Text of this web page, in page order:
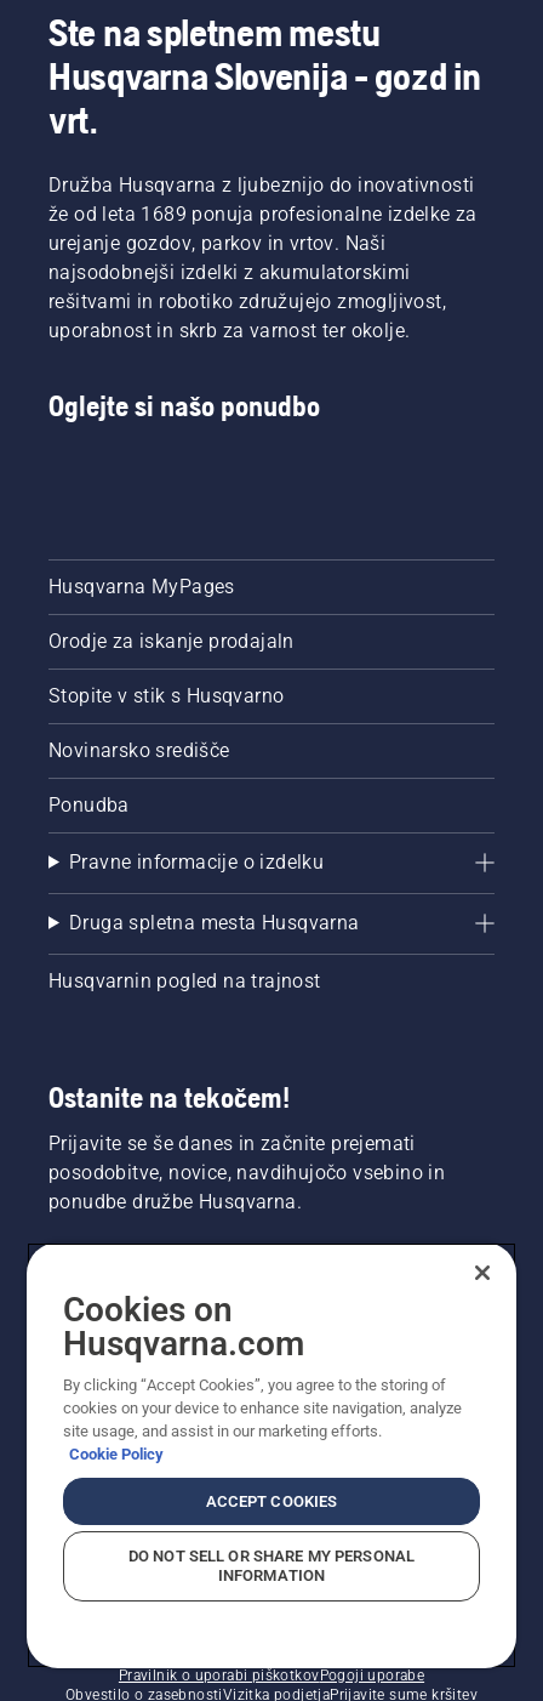
Ste na spletnem mestu
Husqvarna Slovenija - gozd in
vrt.
Družba Husqvarna z ljubeznijo do inovativnosti
že od leta 1689 ponuja profesionalne izdelke za
urejanje gozdov, parkov in vrtov. Naši
najsodobnejši izdelki z akumulatorskimi
rešitvami in robotiko združujejo zmogljivost,
uporabnost in skrb za varnost ter okolje.
Oglejte si našo ponudbo
Husqvarna MyPages
Orodje za iskanje prodajaln
Stopite v stik s Husqvarno
Novinarsko središče
Ponudba
Pravne informacije o izdelku
Druga spletna mesta Husqvarna
Husqvarnin pogled na trajnost
Ostanite na tekočem!
Prijavite se še danes in začnite prejemati
posodobitve, novice, navdihujočo vsebino in
ponudbe družbe Husqvarna.
Pravilnik o uporabi piškotkovPogoji uporabe
Obvestilo o zasebnostiVizitka podjetjaPrijavite sume kršitev
Cookies on
Husqvarna.com
By clicking “Accept Cookies”, you agree to the storing of
cookies on your device to enhance site navigation, analyze
site usage, and assist in our marketing efforts.
Cookie Policy
ACCEPT COOKIES
DO NOT SELL OR SHARE MY PERSONAL
INFORMATION